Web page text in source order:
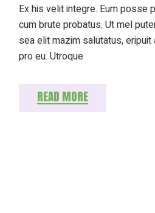
Ex his velit integre. Eum posse
cum brute probatus. Ut mel
sea elit mazim salutatus,
pro eu. Utroque
READ MORE